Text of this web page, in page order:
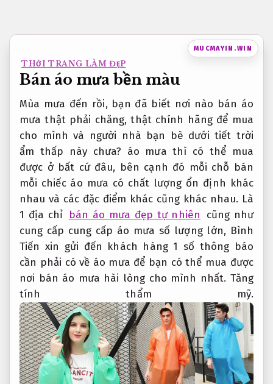
nội
MUCMAYIN.WIN
THỜI TRANG LÀM ĐẸP
Bán áo mưa bền màu
Mùa mưa đến rồi, bạn đã biết nơi nào bán áo
mưa thật phải chăng, thật chính hãng để mua
cho mình và người nhà bạn bè dưới tiết trời
ẩm thấp này chưa? áo mưa thì có thể mua
được ở bất cứ đâu, bên cạnh đó mỗi chỗ bán
mỗi chiếc áo mưa có chất lượng ổn định khác
nhau và các đặc điểm khác cũng khác nhau. Là
1 địa chỉ bán áo mưa đẹp tự nhiên
cũng như
cung cấp cung cấp áo mưa số lượng lớn, Bình
Tiến xin gửi đến khách hàng 1 số thông báo
cần phải có về áo mưa để bạn có thể mua được
nơi bán áo mưa hài lòng cho mình nhất. Tăng
tính thẩm mỹ.